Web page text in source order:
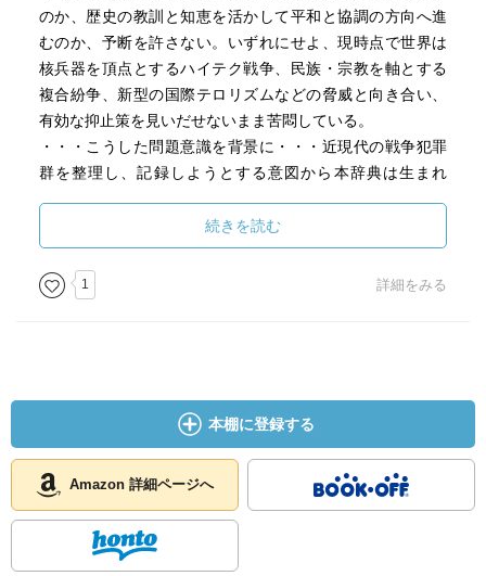
のか、歴史の教訓と知恵を活かして平和と協調の方向へ進
むのか、予断を許さない。いずれにせよ、現時点で世界は
核兵器を頂点とするハイテク戦争、民族・宗教を軸とする
複合紛争、新型の国際テロリズムなどの脅威と向き合い、
有効な抑止策を見いだせないまま苦悶している。
・・・こうした問題意識を背景に・・・近現代の戦争犯罪
群を整理し、記録しようとする意図から本辞典は生まれ
続きを読む
1 詳細をみる
本棚に登録する
Amazon 詳細ページへ